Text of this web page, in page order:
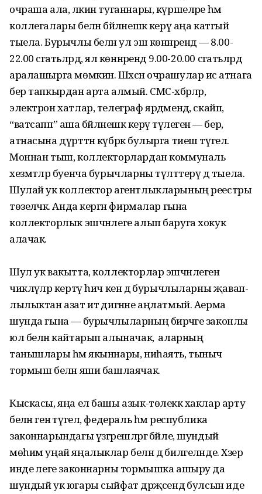
очраша ала, ләкин туганнары, күрше­ләре һәм
коллегалары белән бәй­ләнешкә керү аңа катгый
тыела. Бурычлы белән ул эш көннәрендә — 8.00-
22.00 сәгатьләрдә, ял көннәрендә 9.00-20.00 сәгатьләрдә
аралашырга мөмкин. Шәхсән очрашулар исә атнага
бер тапкырдан арта алмый. СМС-хәбәр­ләр,
электрон хатлар, телеграф ярдә­мендә, скайп,
“ватсапп” аша бәйләнешкә керү тәүлегенә — бер,
атнасына дүрттән күбрәк булырга тиеш түгел.
Моннан тыш, коллекторлардан коммуналь
хезмәтләр буенча бурычларны түләт­терү дә тыела.
Шулай ук коллектор агентлык­лары­ның реестры
төзелә­чәк. Анда кергән фирмалар гына
коллекторлык эш­чәнлеге алып баруга хокук
алачак.
Шул ук вакытта, коллекторлар эшчәнлегенә
чикләүләр кертү һич кенә дә бурычлыларны җавап­
лылыктан азат итә дигәнне аңлатмый. Аерма
шунда гына — бурычлыларның бирәчәге законлы
юл белән кайтарып алыначак, ә аларның
танышлары һәм якыннары, ниһаять, тыныч
тормыш белән яши башлаячак.
Кыскасы, яңа ел башы азык-төлеккә хаклар арту
белән генә түгел, федераль һәм республика
законнарындагы үзгәрешләргә бәйле, шундый
мөһим уңай яңа­лыклар белән дә бил­геләнде. Хәзер
инде әлеге законнарны тормышка ашыру да
шундый ук югары сыйфат дәрә­җәсендә булсын иде